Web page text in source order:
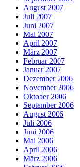
August 2007
Juli 2007
Juni 2007
Mai 2007
April 2007
März 2007
Februar 2007
Januar 2007
Dezember 2006
November 2006
Oktober 2006
September 2006
August 2006
Juli 2006
Juni 2006
Mai 2006
April 2006
März 2006